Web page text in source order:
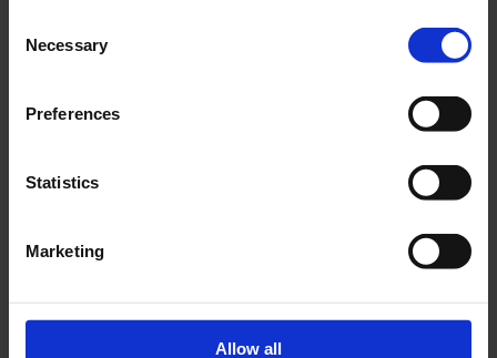
Selection
Necessary
Preferences
Statistics
Marketing
Allow all
laserati. La tote bag “Never Moon” e la top –
rovescio del tessuto e le spalline sagomate,
“Tokyo”.
alta gioielleria e pelletteria, offrendo
possono essere agganciati alle borse,
consentendo così ad ogni individuo di creare